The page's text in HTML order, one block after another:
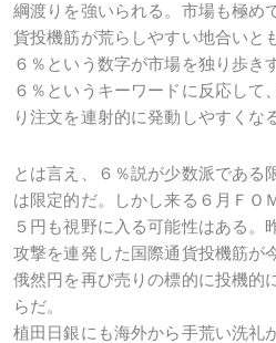
綱渡りを強いられる。市場も極め
貨投機筋が荒らしやすい地合いと
６％という数字が市場を独り歩き
６％というキーワードに反応して
り注文を連射的に発動しやすくな
とは言え、６％説が少数派である
は限定的だ。しかし来る６月ＦＯ
５円も視野に入る可能性はある。
攻撃を連発した国際通貨投機筋が
俄然円を再び売りの標的に投機的
らだ。
植田日銀にも海外から手荒い洗礼